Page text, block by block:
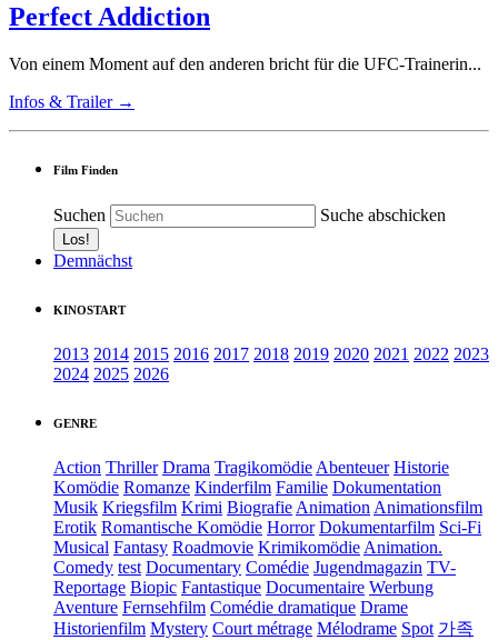
Perfect Addiction
Von einem Moment auf den anderen bricht für die UFC-Trainerin...
Infos & Trailer →
Film Finden
Suchen Suche abschicken
Demnächst
KINOSTART
2013 2014 2015 2016 2017 2018 2019 2020 2021 2022 2023
2024 2025 2026
GENRE
Action Thriller Drama Tragikomödie Abenteuer Historie
Komödie Romanze Kinderfilm Familie Dokumentation
Musik Kriegsfilm Krimi Biografie Animation Animationsfilm
Erotik Romantische Komödie Horror Dokumentarfilm Sci-Fi
Musical Fantasy Roadmovie Krimikomödie Animation.
Comedy test Documentary Comédie Jugendmagazin TV-
Reportage Biopic Fantastique Documentaire Werbung
Aventure Fernsehfilm Comédie dramatique Drame
Historienfilm Mystery Court métrage Mélodrame Spot 가족